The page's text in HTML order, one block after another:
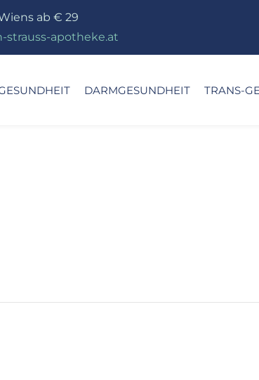
ab € 29
strauss-apotheke.at
DARMGESUNDHEIT TRANS-